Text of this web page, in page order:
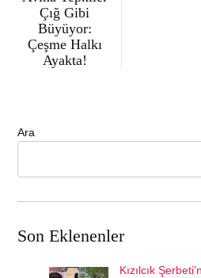
Çığ Gibi
Büyüyor:
Çeşme Halkı
Ayakta!
Ara
Son Eklenenler
Kızılcık